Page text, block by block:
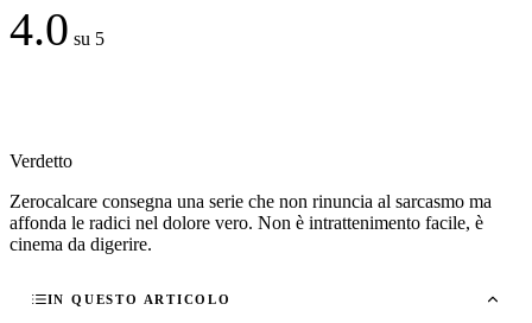
4.0 su 5
Verdetto
Zerocalcare consegna una serie che non rinuncia al sarcasmo ma
affonda le radici nel dolore vero. Non è intrattenimento facile, è
cinema da digerire.
IN QUESTO ARTICOLO